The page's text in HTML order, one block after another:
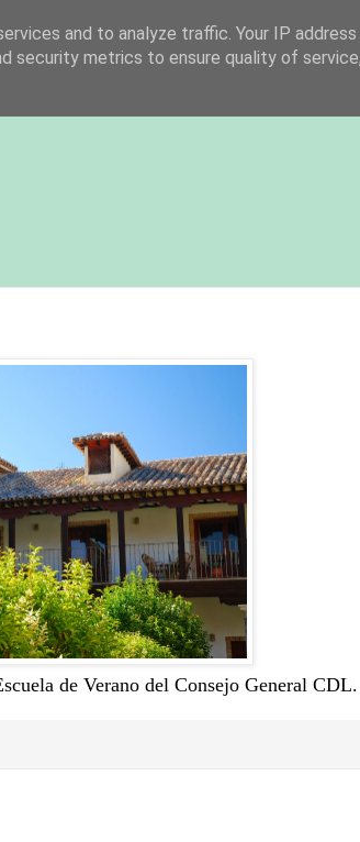
de Verano del Consejo General CDL.
and to analyze traffic. Your IP
security metrics to ensure quality of